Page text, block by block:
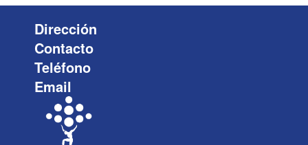
Dirección
Contacto
Teléfono
Email